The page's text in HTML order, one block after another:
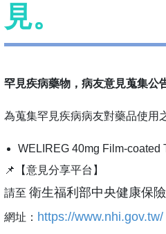
見。
罕見疾病藥物，病友意見蒐集公
為蒐集罕見疾病病友對藥品使用
WELIREG 40mg Film-coated
📌【意見分享平台】
請至 衛生福利部中央健康保
網址： https://www.nhi.gov.tw/